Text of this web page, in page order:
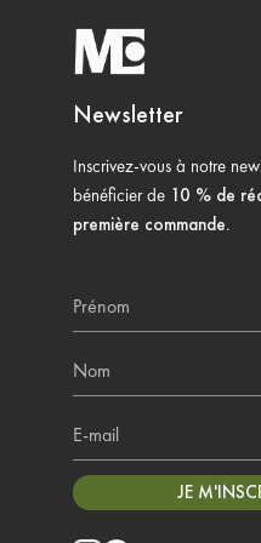
Newsletter
Inscrivez-vous à notre
bénéficier de 10 % de
première commande.
Nom
E-mail
JE